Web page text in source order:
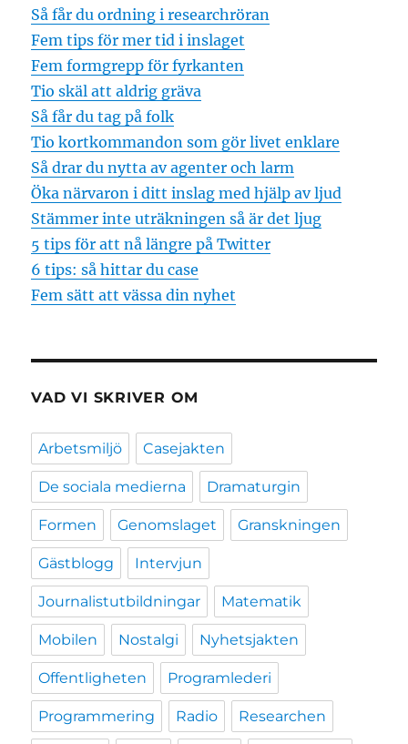
Så får du ordning i researchröran
Fem tips för mer tid i inslaget
Fem formgrepp för fyrkanten
Tio skäl att aldrig gräva
Så får du tag på folk
Tio kortkommandon som gör livet enklare
Så drar du nytta av agenter och larm
Öka närvaron i ditt inslag med hjälp av ljud
Stämmer inte uträkningen så är det ljug
5 tips för att nå längre på Twitter
6 tips: så hittar du case
Fem sätt att vässa din nyhet
VAD VI SKRIVER OM
Arbetsmiljö Casejakten
De sociala medierna Dramaturgin
Formen Genomslaget Granskningen
Gästblogg Intervjun
Journalistutbildningar Matematik
Mobilen Nostalgi Nyhetsjakten
Offentligheten Programlederi
Programmering Radio Researchen